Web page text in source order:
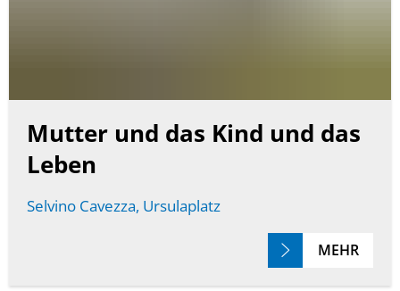
Mutter und das Kind und das
Leben
Selvino Cavezza, Ursulaplatz
MEHR